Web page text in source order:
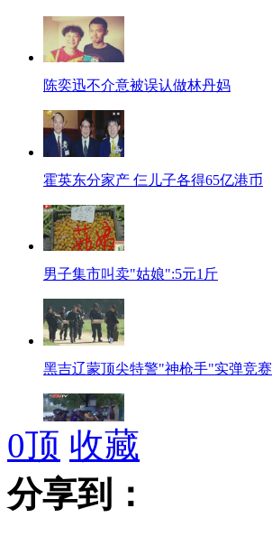
陈奕迅不介意被误认做林丹妈
霍英东分家产 仨儿子各得65亿港币
男子集市叫卖"姑娘":5元1斤
黑吉辽蒙顶尖特警"神枪手"实弹竞赛
海葵致景德镇暴雨 "瓷都"变泽国
0顶 收藏
分享到：